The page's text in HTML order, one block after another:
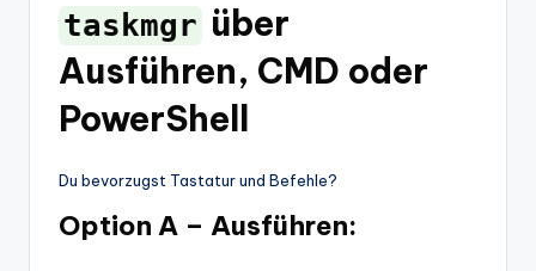
taskmgr über
Ausführen, CMD oder
PowerShell
Du bevorzugst Tastatur und Befehle?
Option A – Ausführen: